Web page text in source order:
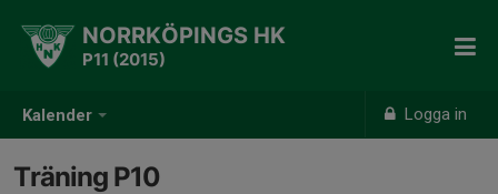
Kalender Logga in
NORRKÖPINGS HK
P11 (2015)
Träning P10